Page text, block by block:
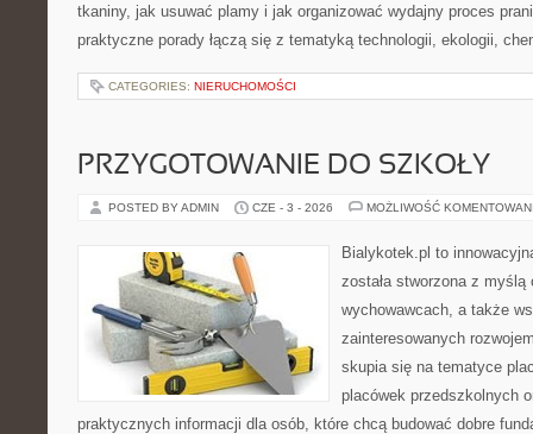
tkaniny, jak usuwać plamy i jak organizować wydajny proces
praktyczne porady łączą się z tematyką technologii, ekologii,
CATEGORIES: NIERUCHOMOŚCI
PRZYGOTOWANIE DO SZKOŁY
POSTED BY ADMIN CZE - 3 - 2026 MOŻLIWOŚĆ
Bialykotek.pl to
została stworzona z myślą
wychowawcach, a także
zainteresowanych
skupia się na tematyce
placówek przedszkolnych
praktycznych informacji dla osób, które chcą budować dobre